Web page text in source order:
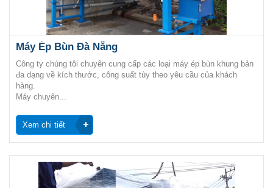
Máy Ép Bùn Đà Nẵng
Công ty chúng tôi chuyên cung cấp các loại máy ép bùn khung bản
đa dạng về kích thước, công suất tùy theo yêu cầu của khách
hàng.
Máy chuyên...
Xem chi tiết